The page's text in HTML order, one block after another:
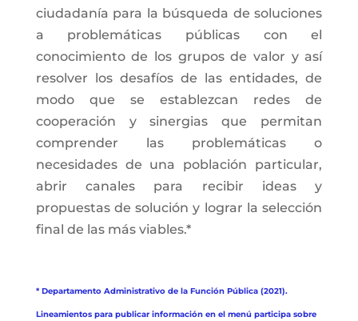
ciudadanía para la búsqueda de soluciones
a problemáticas públicas con el
conocimiento de los grupos de valor y así
resolver los desafíos de las entidades, de
modo que se establezcan redes de
cooperación y sinergias que permitan
comprender las problemáticas o
necesidades de una población particular,
abrir canales para recibir ideas y
propuestas de solución y lograr la selección
final de las más viables.*
* Departamento Administrativo de la Función Pública (2021).
Lineamientos para publicar información en el menú participa sobre